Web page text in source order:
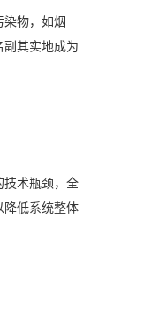
物，如烟
其实地成为
术瓶颈，全
低系统整体